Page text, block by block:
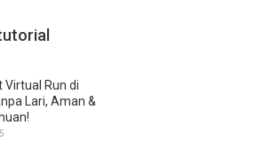
Virtual Run di
Lari, Aman &